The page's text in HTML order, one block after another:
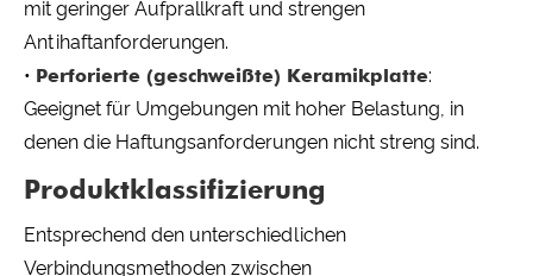
mit geringer Aufprallkraft und strengen
Antihaftanforderungen.
• Perforierte (geschweißte) Keramikplatte:
Geeignet für Umgebungen mit hoher Belastung, in
denen die Haftungsanforderungen nicht streng sind.
Produktklassifizierung
Entsprechend den unterschiedlichen
Verbindungsmethoden zwischen